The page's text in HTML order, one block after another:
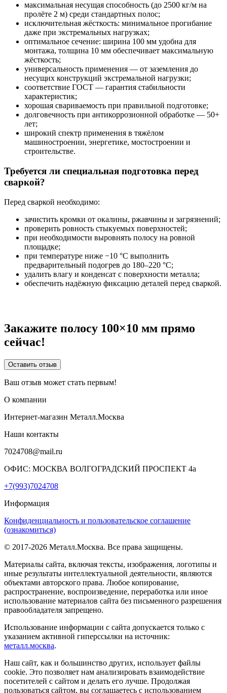
максимальная несущая способность (до 2500 кг/м на
пролёте 2 м) среди стандартных полос;
исключительная жёсткость: минимальное прогибание
даже при экстремальных нагрузках;
оптимальное сечение: ширина 100 мм удобна для
монтажа, толщина 10 мм обеспечивает максимальную
жёсткость;
универсальность применения — от заземления до
несущих конструкций экстремальной нагрузки;
соответствие ГОСТ — гарантия стабильности
характеристик;
хорошая свариваемость при правильной подготовке;
долговечность при антикоррозионной обработке — 50+
лет;
широкий спектр применения в тяжёлом
машиностроении, энергетике, мостостроении и
строительстве.
Требуется ли специальная подготовка перед
сваркой?
Перед сваркой необходимо:
зачистить кромки от окалины, ржавчины и загрязнений;
проверить ровность стыкуемых поверхностей;
при необходимости выровнять полосу на ровной
площадке;
при температуре ниже −10 °C выполнить
предварительный подогрев до 180–220 °C;
удалить влагу и конденсат с поверхности металла;
обеспечить надёжную фиксацию деталей перед сваркой.
Закажите полосу 100×10 мм прямо
сейчас!
Оставить отзыв
Ваш отзыв может стать первым!
О компании
Интернет-магазин Металл.Москва
Наши контакты
7024708@mail.ru
ОФИС: МОСКВА ВОЛГОГРАДСКИЙ ПРОСПЕКТ 4а
+7(993)7024708
Информация
Конфиденциальность и пользовательское соглашение
(ознакомиться)
© 2017-2026 Металл.Москва. Все права защищены.
Материалы сайта, включая тексты, изображения, логотипы и
иные результаты интеллектуальной деятельности, являются
объектами авторского права. Любое копирование,
распространение, воспроизведение, переработка или иное
использование материалов сайта без письменного разрешения
правообладателя запрещено.
Использование информации с сайта допускается только с
указанием активной гиперссылки на источник:
металл.москва.
Наш сайт, как и большинство других, использует файлы
cookie. Это позволяет нам анализировать взаимодействие
посетителей с сайтом и делать его лучше. Продолжая
пользоваться сайтом, вы соглашаетесь с использованием